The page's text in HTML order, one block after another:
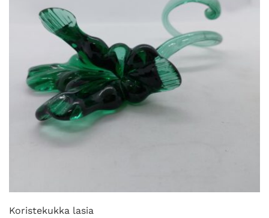
Koristekukka lasia